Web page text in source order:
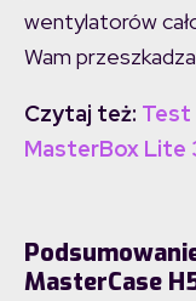
wentylatorów
Wam
Czytaj też: Test
MasterBox Lite
MasterCase